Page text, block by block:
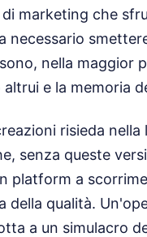
marketing che
nella maggior
e la memoria
risieda
senza queste
platform a
della qualità.
a un simulacro